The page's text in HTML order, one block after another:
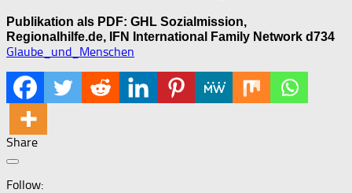
Publikation als PDF: GHL Sozialmission,
Regionalhilfe.de, IFN International Family Network d734
Glaube_und_Menschen
Share
Follow: